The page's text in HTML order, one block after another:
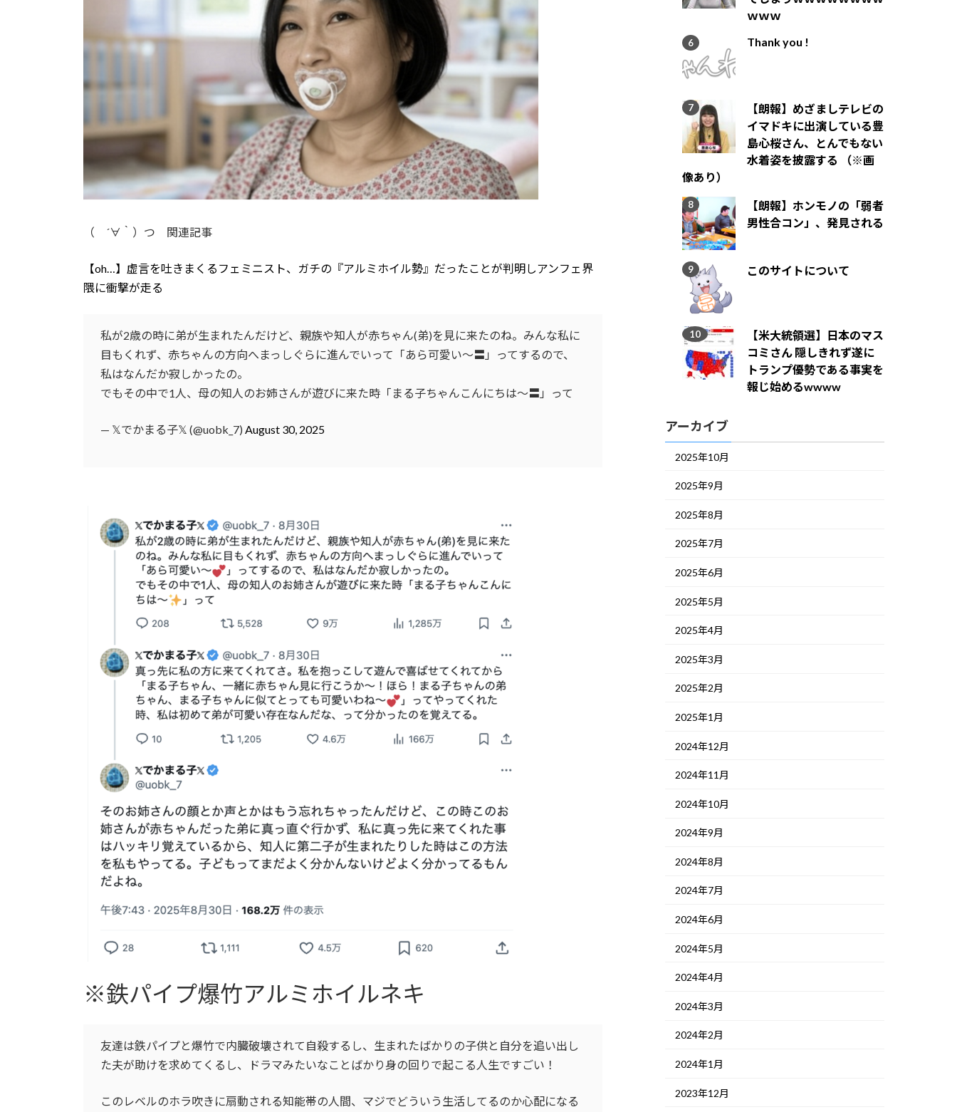
（ ´∀｀）つ 関連記事
【oh…】虚言を吐きまくるフェミニスト、ガチの『アルミホイル勢』だったことが判明しアンフェ界
隈に衝撃が走る
私が2歳の時に弟が生まれたんだけど、親族や知人が赤ちゃん(弟)を見に来たのね。みんな私に
目もくれず、赤ちゃんの方向へまっしぐらに進んでいって「あら可愛い〜〓」ってするので、
私はなんだか寂しかったの。
でもその中で1人、母の知人のお姉さんが遊びに来た時「まる子ちゃんこんにちは〜〓」って
— 𝕏でかまる子𝕏 (@uobk_7) August 30, 2025
※鉄パイプ爆竹アルミホイルネキ
友達は鉄パイプと爆竹で内臓破壊されて自殺するし、生まれたばかりの子供と自分を追い出し
た夫が助けを求めてくるし、ドラマみたいなことばかり身の回りで起こる人生ですごい！
このレベルのホラ吹きに扇動される知能帯の人間、マジでどういう生活してるのか心配になる
ｗｗｗ
Thank you !
【朗報】めざましテレビの
イマドキに出演している豊
島心桜さん、とんでもない
水着姿を披露する （※画
像あり）
【朗報】ホンモノの「弱者
男性合コン」、発見される
このサイトについて
【米大統領選】日本のマス
コミさん 隠しきれず遂に
トランプ優勢である事実を
報じ始めるwwww
アーカイブ
2025年10月
2025年9月
2025年8月
2025年7月
2025年6月
2025年5月
2025年4月
2025年3月
2025年2月
2025年1月
2024年12月
2024年11月
2024年10月
2024年9月
2024年8月
2024年7月
2024年6月
2024年5月
2024年4月
2024年3月
2024年2月
2024年1月
2023年12月